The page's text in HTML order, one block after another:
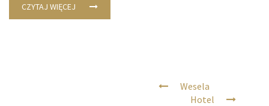
CZYTAJ WIĘCEJ
Wesela
Hotel